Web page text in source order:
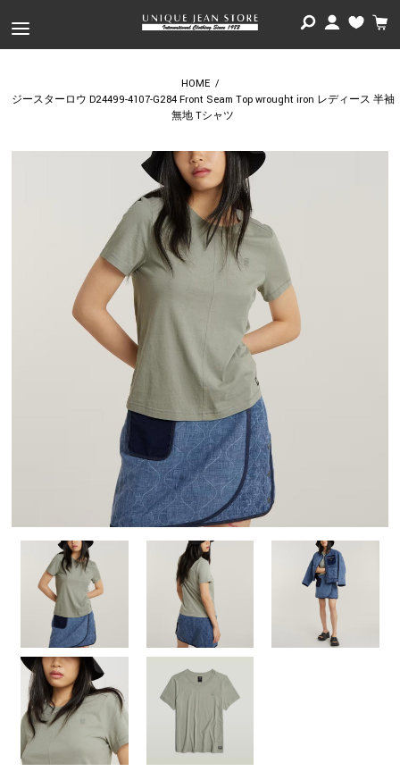
HOME /
ジースターロウ D24499-4107-G284 Front Seam Top wrought iron レディース 半袖
無地 Tシャツ